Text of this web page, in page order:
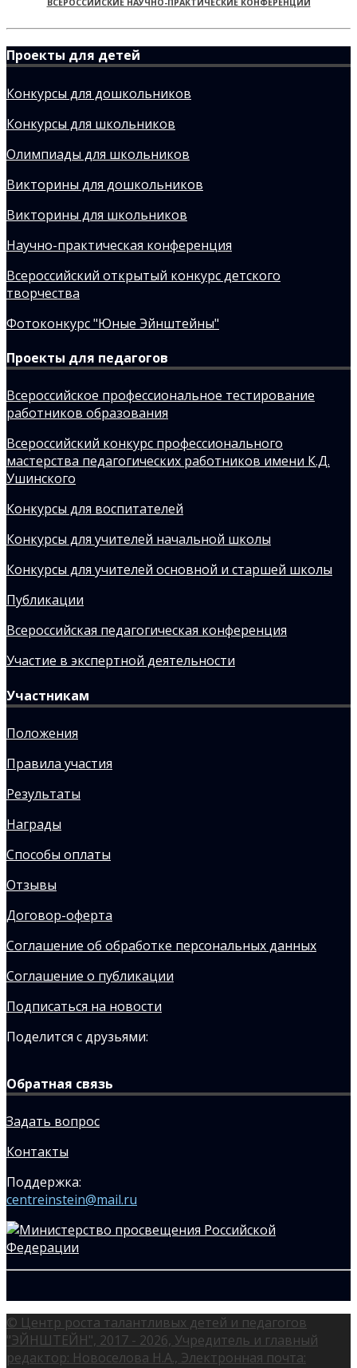
ВСЕРОССИЙСКИЕ НАУЧНО-ПРАКТИЧЕСКИЕ КОНФЕРЕНЦИИ
Проекты для детей
Конкурсы для дошкольников
Конкурсы для школьников
Олимпиады для школьников
Викторины для дошкольников
Викторины для школьников
Научно-практическая конференция
Всероссийский открытый конкурс детского
творчества
Фотоконкурс "Юные Эйнштейны"
Проекты для педагогов
Всероссийское профессиональное тестирование
работников образования
Всероссийский конкурс профессионального
мастерства педагогических работников имени К.Д.
Ушинского
Конкурсы для воспитателей
Конкурсы для учителей начальной школы
Конкурсы для учителей основной и старшей школы
Публикации
Всероссийская педагогическая конференция
Участие в экспертной деятельности
Участникам
Положения
Правила участия
Результаты
Награды
Способы оплаты
Отзывы
Договор-оферта
Соглашение об обработке персональных данных
Соглашение о публикации
Подписаться на новости
Поделится с друзьями:
Обратная связь
Задать вопрос
Контакты
Поддержка:
centreinstein@mail.ru
© Центр роста талантливых детей и педагогов
"ЭЙНШТЕЙН", 2017 - 2026, Учредитель и главный
редактор: Новоселова Н.А., Электронная почта: